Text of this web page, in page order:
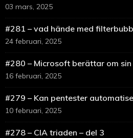
03 mars, 2025
#281 – vad hände med
24 februari, 2025
#280 – Microsoft berättar om
16 februari, 2025
#279 – Kan pentester
10 februari, 2025
#278 – CIA triaden – del 3